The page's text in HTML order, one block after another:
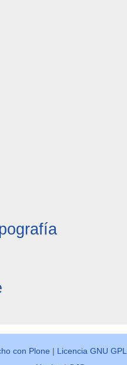
con Plone | Licencia GNU GPL